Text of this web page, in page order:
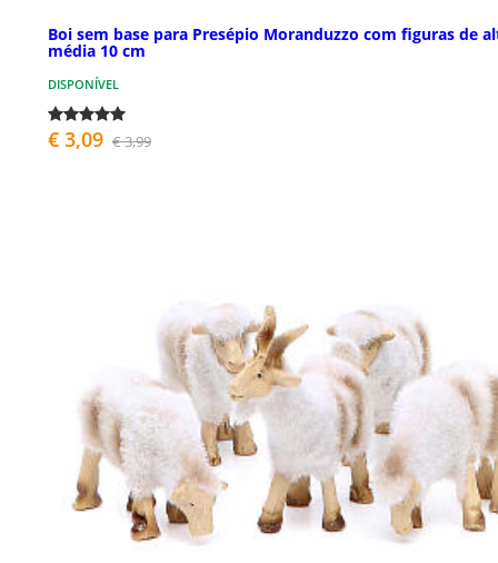
Boi sem base para Presépio Moranduzzo com figuras de
média 10 cm
DISPONÍVEL
€ 3,09 € 3,99